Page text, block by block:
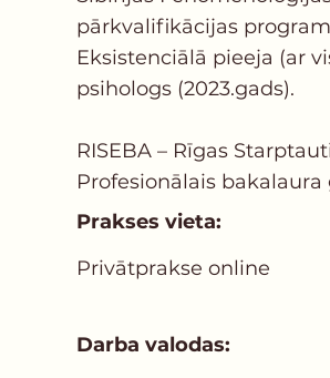
pārkvalifikācijas
Eksistenciālā pieeja (ar
psihologs (2023.gads).
RISEBA – Rīgas
Profesionālais bakalaura
Prakses vieta:
Privātprakse online
Darba valodas: